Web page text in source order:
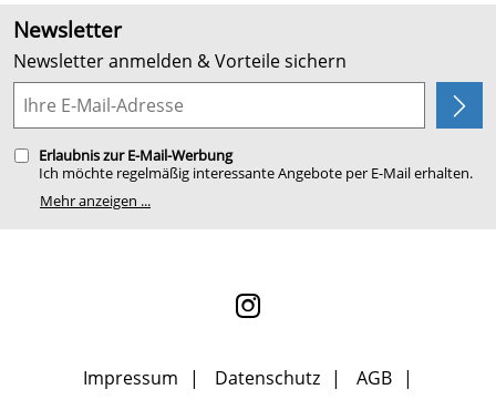
Angebote
Kundenbewertungen (2.652)
4,9/5*****
Planung
Newsletter
Newsletter anmelden & Vorteile sichern
Erlaubnis zur E-Mail-Werbung
Ich möchte regelmäßig interessante Angebote per E-Mail erhalten.
weitergegeben. Zu statistischen Zwecken wird in anonymer Form
ich den Link "Abmelden" am Ende des Newsletters anklicke oder die
Option Newsletter im Mitgliederbereich deaktiviere. Die
habe ich zur Kenntnis genommen.
Mehr anzeigen ...
Impressum Datenschutz
AGB